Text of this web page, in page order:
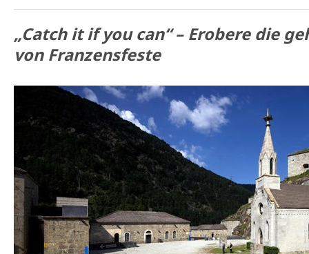
„Catch it if you can“ – Erobere die
von Franzensfeste